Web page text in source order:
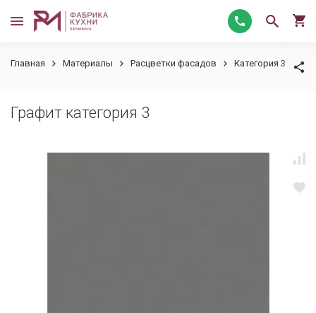
Главная Материалы Расцветки фасадов Категория 3
Графит категория 3